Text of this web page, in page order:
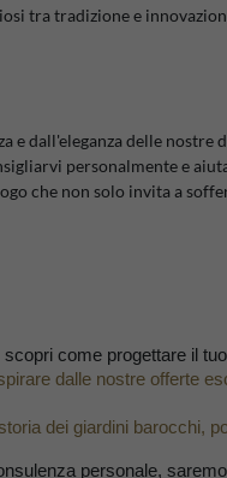
tra tradizione e
e dall'eleganza delle
personalmente e
che non solo invita a
scopri come progettare il
dalle nostre offerte
dei giardini barocchi,
personale,